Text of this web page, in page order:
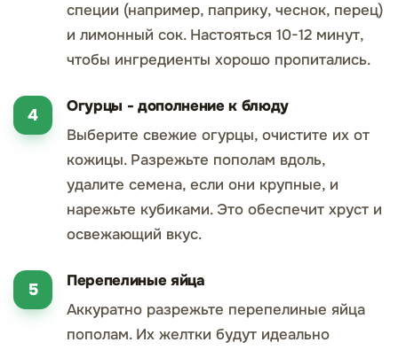
специи (например, паприку, чеснок, перец)
и лимонный сок. Настояться 10-12 минут,
чтобы ингредиенты хорошо пропитались.
Огурцы - дополнение к блюду
Выберите свежие огурцы, очистите их от
кожицы. Разрежьте пополам вдоль,
удалите семена, если они крупные, и
нарежьте кубиками. Это обеспечит хруст и
освежающий вкус.
Перепелиные яйца
Аккуратно разрежьте перепелиные яйца
пополам. Их желтки будут идеально